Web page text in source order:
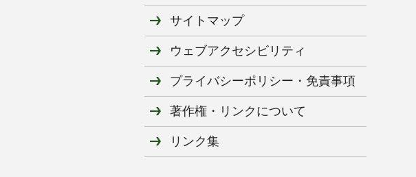
サイトマップ
ウェブアクセシビリティ
プライバシーポリシー・免責事項
著作権・リンクについて
リンク集